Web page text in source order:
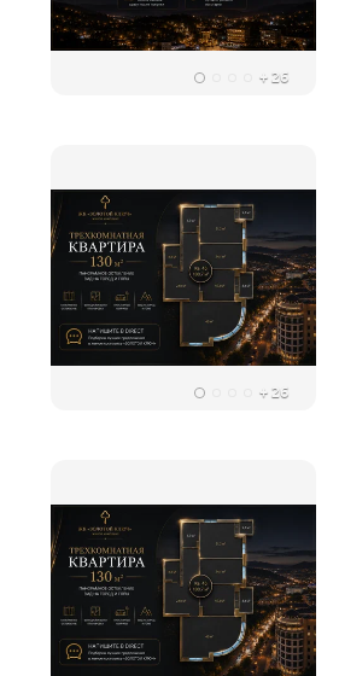
+ 26
+ 26